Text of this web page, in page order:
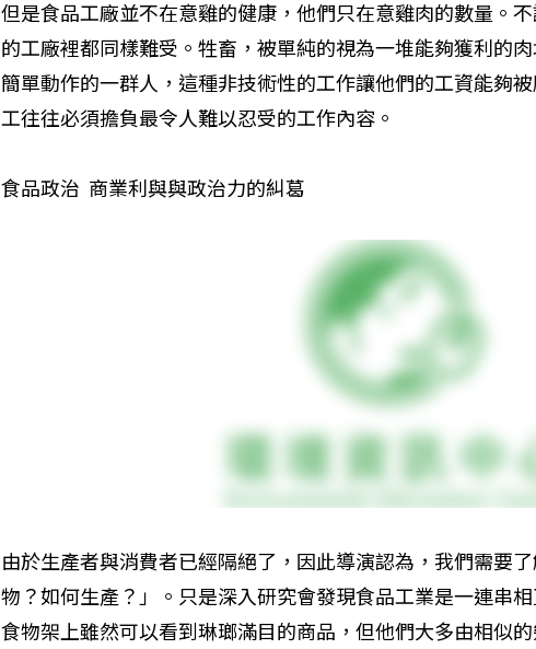
但是食品工廠並不在意雞的健康，他們只在意雞肉的數量。
的工廠裡都同樣難受。牲畜，被單純的視為一堆能夠獲利的
簡單動作的一群人，這種非技術性的工作讓他們的工資能夠
工往往必須擔負最令人難以忍受的工作內容。
食品政治  商業利與與政治力的糾葛
由於生產者與消費者已經隔絕了，因此導演認為，我們需要
物？如何生產？」。只是深入研究會發現食品工業是一連串
食物架上雖然可以看到琳瑯滿目的商品，但他們大多由相似